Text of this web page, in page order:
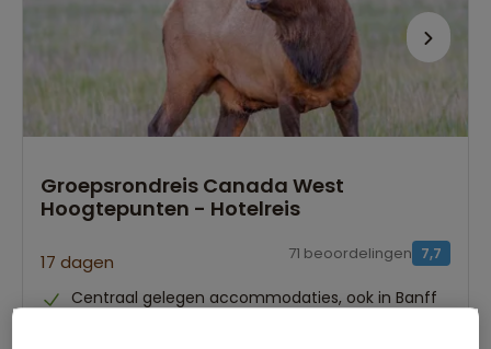
Groepsrondreis Canada West
Hoogtepunten - Hotelreis
17 dagen 7,7
71 beoordelingen
Centraal gelegen accommodaties, ook in Banff